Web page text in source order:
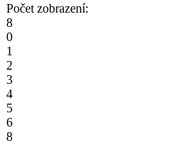
Počet zobrazení:
8
0
1
2
3
4
5
6
8